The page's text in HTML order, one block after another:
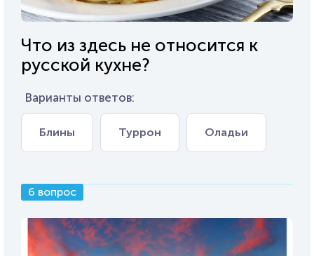
Что из здесь не относится к
русской кухне?
Варианты ответов:
Блины Туррон Оладьи
6 вопрос